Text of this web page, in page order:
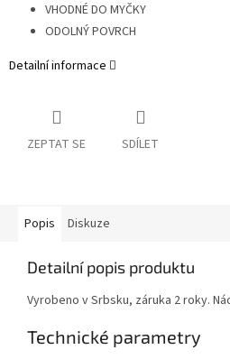
VHODNÉ DO MYČKY
ODOLNÝ POVRCH
Detailní informace
ZEPTAT SE SDÍLET
Popis Diskuze
Detailní popis produktu
Vyrobeno v Srbsku, záruka 2 roky.
Technické parametry